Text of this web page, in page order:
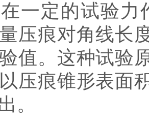
一定的试验
压痕对角线长
值。这种试验
压痕锥形表面
。